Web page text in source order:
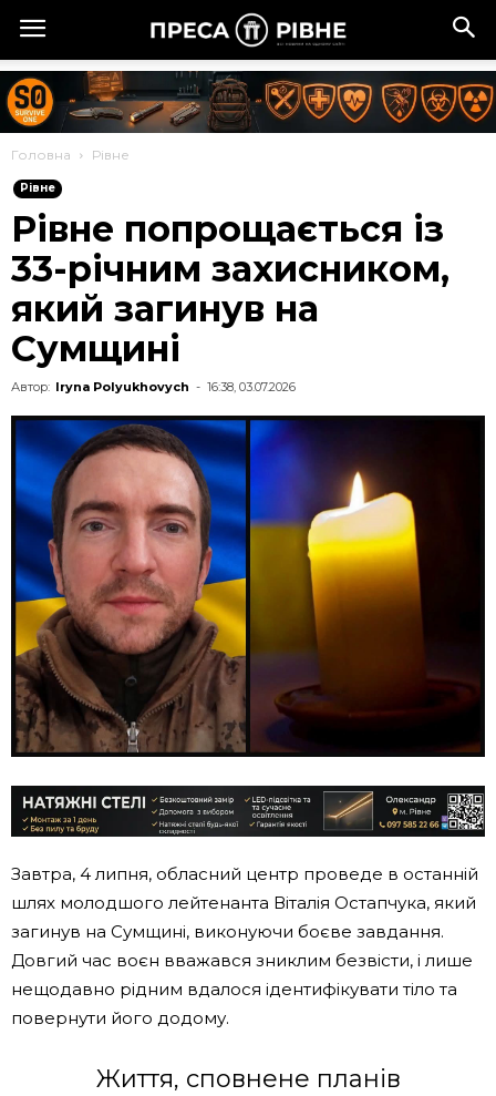
Головна Рівне
Рівне
Рівне попрощається із
33-річним захисником,
який загинув на
Сумщині
Автор: Iryna Polyukhovych - 16:38, 03.07.2026
Завтра, 4 липня, обласний центр проведе в останній
шлях молодшого лейтенанта Віталія Остапчука, який
загинув на Сумщині, виконуючи боєве завдання.
Довгий час воєн вважався зниклим безвісти, і лише
нещодавно рідним вдалося ідентифікувати тіло та
повернути його додому.
Життя, сповнене планів